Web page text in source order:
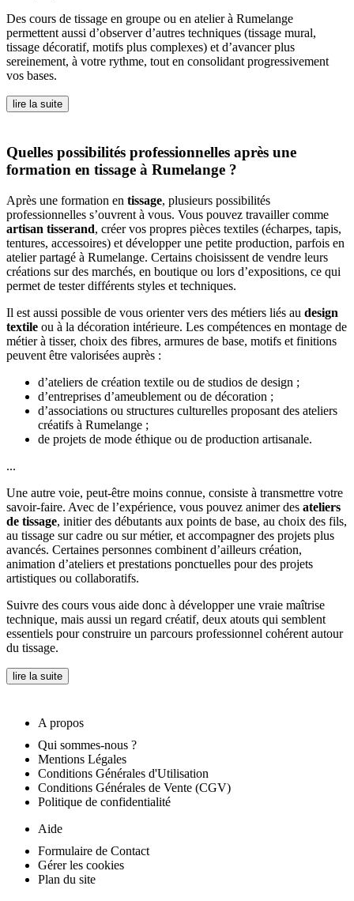
Des cours de tissage en groupe ou en atelier à Rumelange
permettent aussi d’observer d’autres techniques (tissage mural,
tissage décoratif, motifs plus complexes) et d’avancer plus
sereinement, à votre rythme, tout en consolidant progressivement
vos bases.
lire la suite
Quelles possibilités professionnelles après une
formation en tissage à Rumelange ?
Après une formation en tissage, plusieurs possibilités
professionnelles s’ouvrent à vous. Vous pouvez travailler comme
artisan tisserand, créer vos propres pièces textiles (écharpes, tapis,
tentures, accessoires) et développer une petite production, parfois en
atelier partagé à Rumelange. Certains choisissent de vendre leurs
créations sur des marchés, en boutique ou lors d’expositions, ce qui
permet de tester différents styles et techniques.
Il est aussi possible de vous orienter vers des métiers liés au design
textile ou à la décoration intérieure. Les compétences en montage de
métier à tisser, choix des fibres, armures de base, motifs et finitions
peuvent être valorisées auprès :
d’ateliers de création textile ou de studios de design ;
d’entreprises d’ameublement ou de décoration ;
d’associations ou structures culturelles proposant des ateliers
créatifs à Rumelange ;
de projets de mode éthique ou de production artisanale.
...
Une autre voie, peut-être moins connue, consiste à transmettre votre
savoir-faire. Avec de l’expérience, vous pouvez animer des ateliers
de tissage, initier des débutants aux points de base, au choix des fils,
au tissage sur cadre ou sur métier, et accompagner des projets plus
avancés. Certaines personnes combinent d’ailleurs création,
animation d’ateliers et prestations ponctuelles pour des projets
artistiques ou collaboratifs.
Suivre des cours vous aide donc à développer une vraie maîtrise
technique, mais aussi un regard créatif, deux atouts qui semblent
essentiels pour construire un parcours professionnel cohérent autour
du tissage.
lire la suite
A propos
Qui sommes-nous ?
Mentions Légales
Conditions Générales d'Utilisation
Conditions Générales de Vente (CGV)
Politique de confidentialité
Aide
Formulaire de Contact
Gérer les cookies
Plan du site